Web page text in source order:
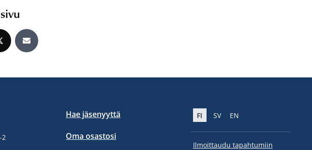
X:ssäJaa sähköpostitse
2
Hae jäsenyyttä
Oma osastosi
FI SV EN
Ilmoittaudu tapahtumiin